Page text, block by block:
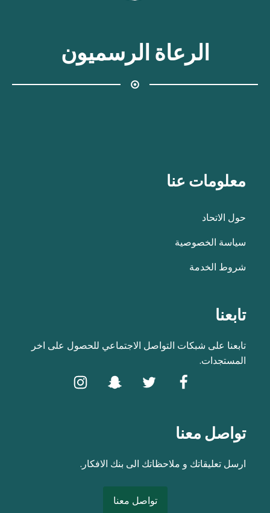
الرعاة الرسميون
معلومات عنا
حول الاتحاد
سياسة الخصوصية
شروط الخدمة
تابعنا
تابعنا على شبكات التواصل الاجتماعي للحصول على اخر
المستجدات.
تواصل معنا
ارسل تعليقاتك و ملاحظاتك الى بنك الافكار.
تواصل معنا